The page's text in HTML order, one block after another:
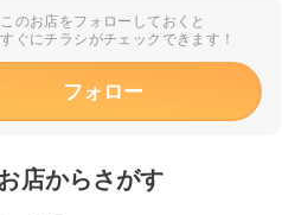
このお店をフォローしておくと
ぐにチラシがチェックできます！
フォロー
店からさがす